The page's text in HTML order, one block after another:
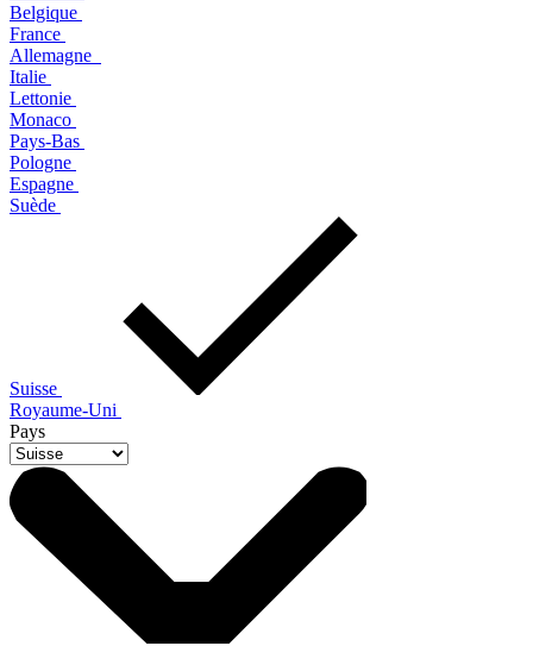
Belgique
France
Allemagne
Italie
Lettonie
Monaco
Pays-Bas
Pologne
Espagne
Suède
Suisse
Royaume-Uni
Pays